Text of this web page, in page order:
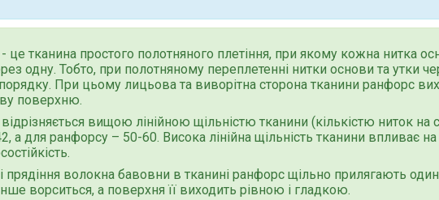
це тканина простого полотняного плетіння, при якому кожна нитка
одну. Тобто, при полотняному переплетенні нитки основи та утки
При цьому лицьова та виворітна сторона тканини ранфорс
поверхню.
вищою лінійною щільністю тканини (кількістю ниток на
а для ранфорсу – 50-60. Висока лінійна щільність тканини впливає
прядіння волокна бавовни в тканині ранфорс щільно прилягають
ворситься, а поверхня її виходить рівною і гладкою.